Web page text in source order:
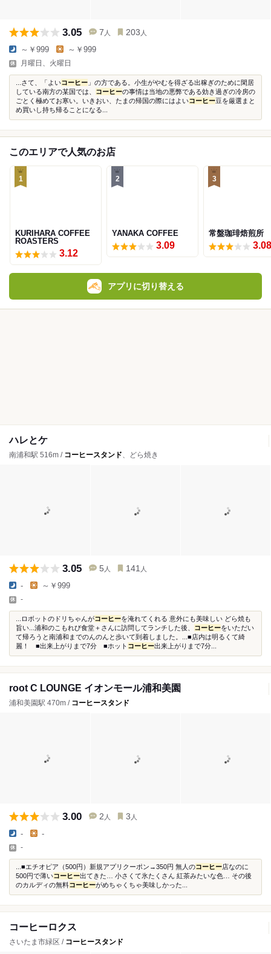
3.05 7 人 203 人
～￥999 ～￥999
月曜日、火曜日
...さて、「よいコーヒー 」の方である。小生がやむを得ざる出稼ぎのために閑居
している南方の某国では、 コーヒーの事情は当地の悪弊である効き過ぎの冷房の
ごとく極めてお寒い。いきおい、たまの帰国の際にはよいコーヒー豆を厳選まと
め買いし持ち帰ることになる...
このエリアで人気のお店
1
KURIHARA COFFEE
ROASTERS
3.12
2
YANAKA COFFEE
3.09
3
常盤珈琲焙煎所
3.08
アプリに切り替える
ハレとケ
南浦和駅 516m / コーヒースタンド、どら焼き
3.05 5 人 141 人
- ～￥999
-
...ロボットのドリちゃんがコーヒーを淹れてくれる 意外にも美味しい どら焼も
旨い...浦和のこもれび食堂＋さんに訪問してランチした後、 コーヒーをいただい
て帰ろうと南浦和までのんのんと歩いて到着しました。...■店内は明るくて綺
麗！ ■出来上がりまで7分 ■ホット コーヒー出来上がりまで7分...
root C LOUNGE イオンモール浦和美園
浦和美園駅 470m / コーヒースタンド
3.00 2 人 3 人
- -
-
...■エチオピア（500円）新規アプリクーポン→350円 無人のコーヒー店なのに
500円で薄いコーヒー出てきた… 小さくて氷たくさん 紅茶みたいな色… その後
のカルディの無料コーヒーがめちゃくちゃ美味しかった...
コーヒーロクス
さいたま市緑区 / コーヒースタンド